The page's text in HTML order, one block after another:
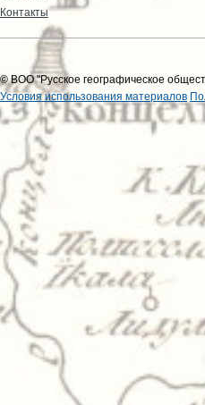
Контакты
© ВОО "Русское географическое
Условия использования материалов